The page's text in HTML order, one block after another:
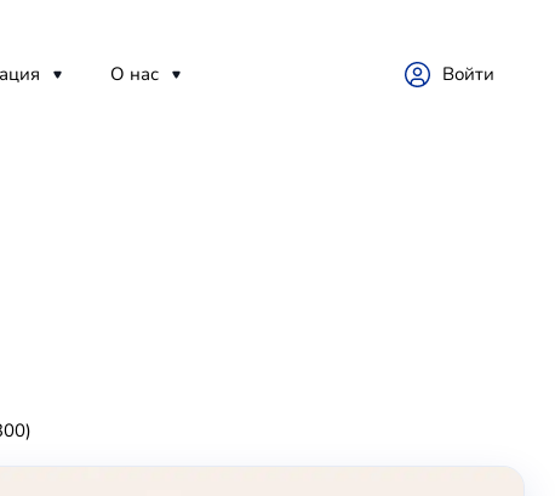
О нас Войти